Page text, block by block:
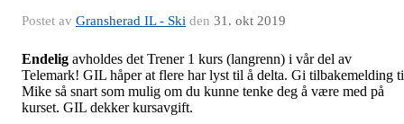
Postet av Gransherad IL - Ski den 31. okt 2019
Endelig avholdes det Trener 1 kurs (langrenn) i vår del av
Telemark! GIL håper at flere har lyst til å delta. Gi tilbakemelding
Mike så snart som mulig om du kunne tenke deg å være med på
kurset. GIL dekker kursavgift.